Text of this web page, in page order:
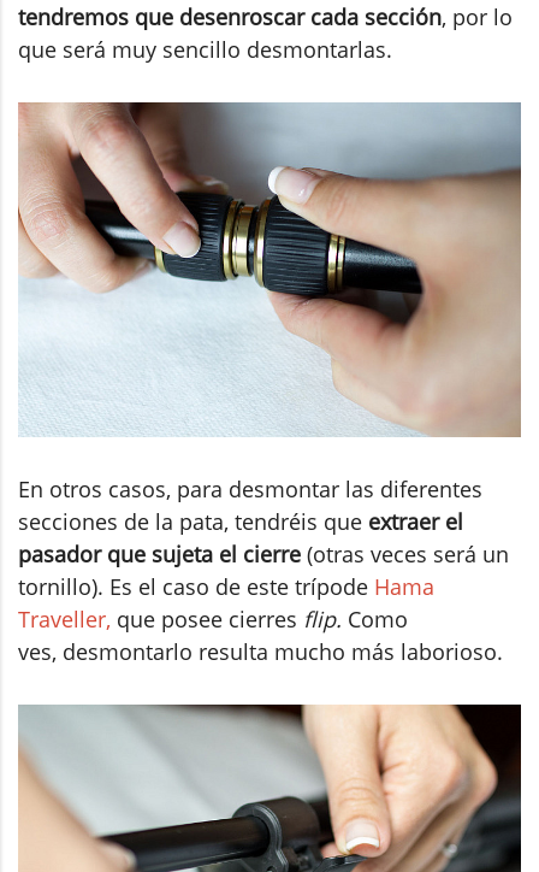
tendremos que desenroscar cada sección, por lo
que será muy sencillo desmontarlas.
En otros casos, para desmontar las diferentes
secciones de la pata, tendréis que extraer el
pasador que sujeta el cierre (otras veces será un
tornillo). Es el caso de este trípode Hama
Traveller, que posee cierres flip. Como
ves, desmontarlo resulta mucho más laborioso.